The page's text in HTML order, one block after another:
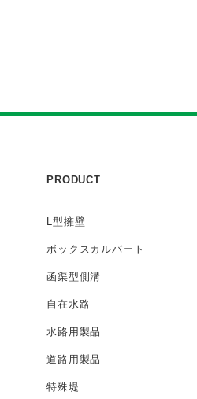
PRODUCT
L型擁壁
ボックス カルバート
函渠型側溝
自在水路
水路用製品
道路用製品
特殊堤